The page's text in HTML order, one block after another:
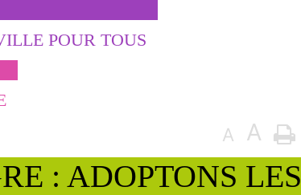
POUR TOUS
: ADOPTONS LES
A A